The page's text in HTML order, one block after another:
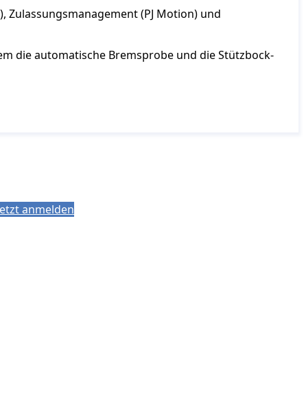
Zulassungsmanagement (PJ Motion) und
die automatische Bremsprobe und die Stützbock-
anmelden